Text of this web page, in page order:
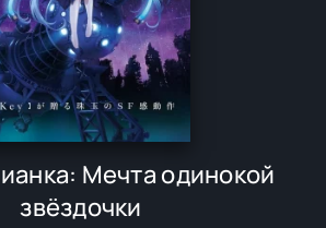
Мечта одинокой
звёздочки